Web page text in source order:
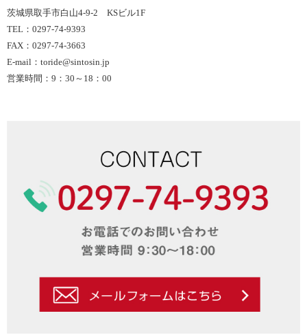
茨城県取手市白山4-9-2 KSビル1F
TEL：0297-74-9393
FAX：0297-74-3663
E-mail：toride@sintosin.jp
営業時間：9：30～18：00